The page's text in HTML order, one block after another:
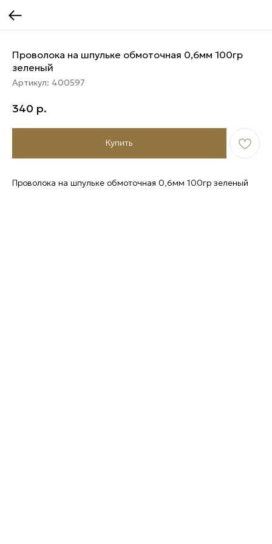
Проволока на шпульке обмоточная 0,6мм 100гр
зеленый
Артикул: 400597
340 р.
Купить
Проволока на шпульке обмоточная 0,6мм 100гр зеленый